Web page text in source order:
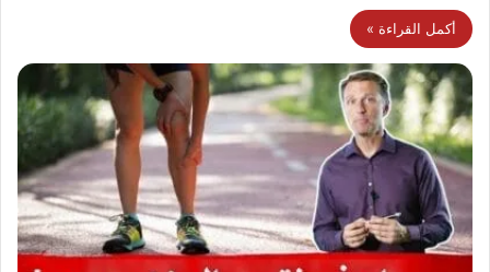
أكمل القراءة »